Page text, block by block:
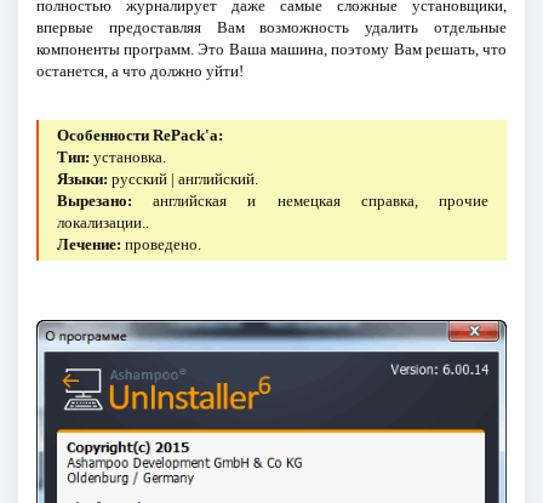
полностью журналирует даже самые сложные установщики,
впервые предоставляя Вам возможность удалить отдельные
компоненты программ. Это Ваша машина, поэтому Вам решать, что
останется, а что должно уйти!
Особенности RePack'a:
Тип: установка.
Языки: русский | английский.
Вырезано: английская и немецкая справка, прочие
локализации..
Лечение: проведено.